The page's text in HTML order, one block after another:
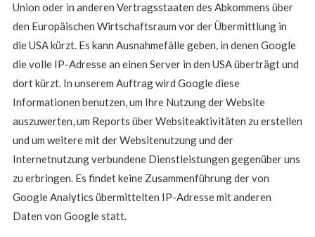
Union oder in anderen Vertragsstaaten des Abkommens über
den Europäischen Wirtschaftsraum vor der Übermittlung in
die USA kürzt. Es kann Ausnahmefälle geben, in denen Google
die volle IP-Adresse an einen Server in den USA überträgt und
dort kürzt. In unserem Auftrag wird Google diese
Informationen benutzen, um Ihre Nutzung der Website
auszuwerten, um Reports über Websiteaktivitäten zu erstellen
und um weitere mit der Websitenutzung und der
Internetnutzung verbundene Dienstleistungen gegenüber uns
zu erbringen. Es findet keine Zusammenführung der von
Google Analytics übermittelten IP-Adresse mit anderen
Daten von Google statt.